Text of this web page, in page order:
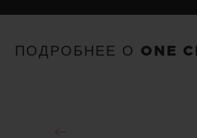
ПОДРОБНЕЕ О ONE